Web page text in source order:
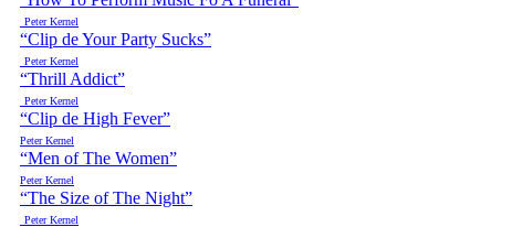
Peter Kernel
“Clip de Your Party Sucks”
Peter Kernel
“Thrill Addict”
Peter Kernel
“Clip de High Fever”
Peter Kernel
“Men of The Women”
Peter Kernel
“The Size of The Night”
Peter Kernel